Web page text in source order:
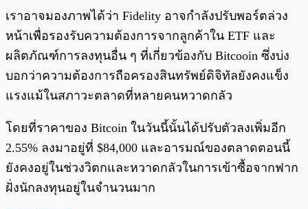
เราอาจมองภาพได้ว่า Fidelity อาจกำลังปรับพอร์ตล่วง
หน้าเพื่อรองรับความต้องการจากลูกค้าใน ETF และ
ผลิตภัณฑ์การลงทุนอื่น ๆ ที่เกี่ยวข้องกับ Bitcooin ซึ่งบ่ง
บอกว่าความต้องการถือครองสินทรัพย์ดิจิทัลยังคงแข็ง
แรงแม้ในสภาวะตลาดที่หลายคนหวาดกลัว
โดยที่ราคาของ Bitcoin ในวันนี้นั้นได้ปรับตัวลงเพิ่มอีก
2.55% ลงมาอยู่ที่ $84,000 และอารมณ์ของตลาดตอนนี้
ยังคงอยู่ในช่วงวิตกและหวาดกลัวในการเข้าซื้อจากฟาก
ฝั่งนักลงทุนอยู่ในจำนวนมาก